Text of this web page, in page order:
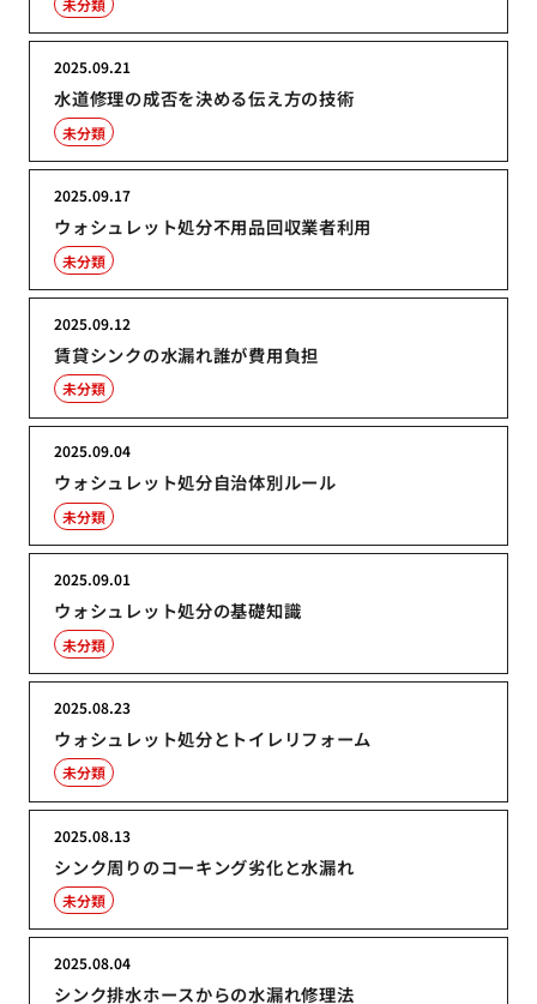
未分類
水道修理の成否を決める伝え方の技術
2025.09.21
未分類
ウォシュレット処分不用品回収業者利用
2025.09.17
未分類
賃貸シンクの水漏れ誰が費用負担
2025.09.12
未分類
ウォシュレット処分自治体別ルール
2025.09.04
未分類
ウォシュレット処分の基礎知識
2025.09.01
未分類
ウォシュレット処分とトイレリフォーム
2025.08.23
未分類
シンク周りのコーキング劣化と水漏れ
2025.08.13
未分類
シンク排水ホースからの水漏れ修理法
2025.08.04